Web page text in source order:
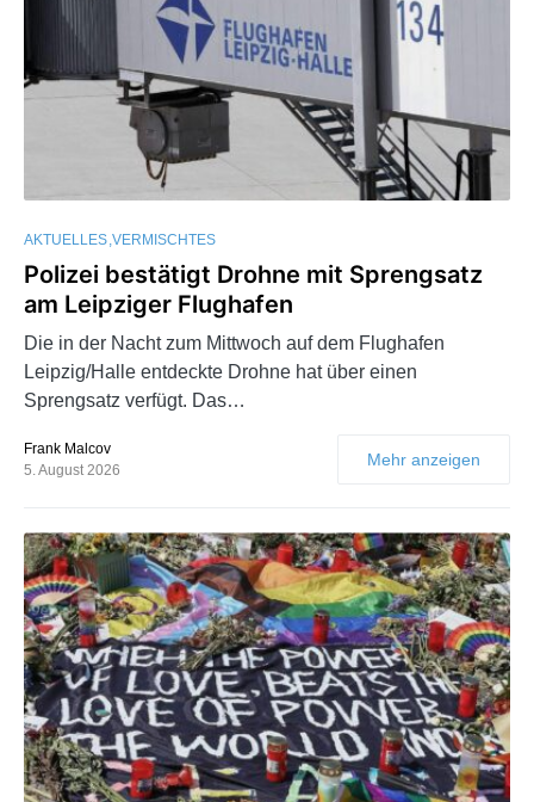
AKTUELLES VERMISCHTES
Polizei bestätigt Drohne mit Sprengsatz
am Leipziger Flughafen
Die in der Nacht zum Mittwoch auf dem Flughafen
Leipzig/Halle entdeckte Drohne hat über einen
Sprengsatz verfügt. Das…
Frank Malcov
5. August 2026
Mehr anzeigen